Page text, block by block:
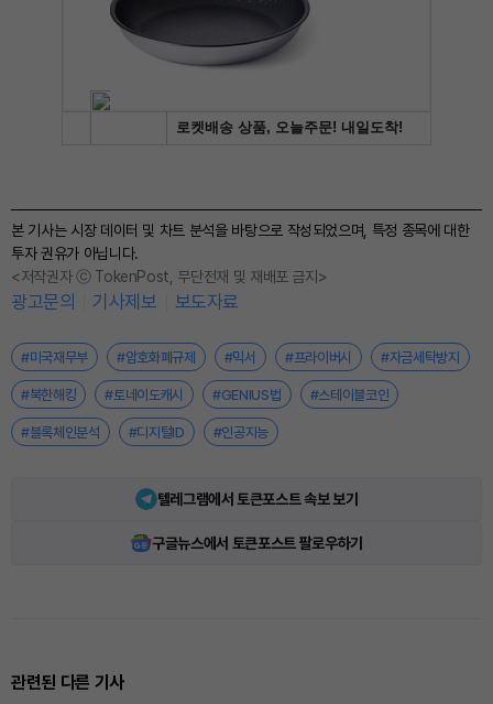
본 기사는 시장 데이터 및 차트 분석을 바탕으로 작성되었으며, 특정 종목에 대한
투자 권유가 아닙니다.
<저작권자 ⓒ TokenPost, 무단전재 및 재배포 금지>
광고문의 기사제보 보도자료
#미국재무부 #암호화폐규제 #믹서 #프라이버시 #자금세탁방지
#북한해킹 #토네이도캐시 #GENIUS법 #스테이블코인
#블록체인분석 #디지털ID #인공지능
텔레그램에서 토큰포스트 속보 보기
구글뉴스에서 토큰포스트 팔로우하기
관련된 다른 기사